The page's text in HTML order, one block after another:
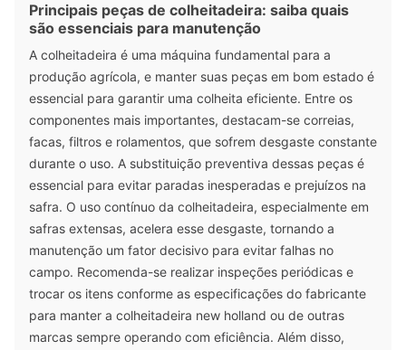
Principais peças de colheitadeira: saiba quais
são essenciais para manutenção
A colheitadeira é uma máquina fundamental para a
produção agrícola, e manter suas peças em bom estado é
essencial para garantir uma colheita eficiente. Entre os
componentes mais importantes, destacam-se correias,
facas, filtros e rolamentos, que sofrem desgaste constante
durante o uso. A substituição preventiva dessas peças é
essencial para evitar paradas inesperadas e prejuízos na
safra. O uso contínuo da colheitadeira, especialmente em
safras extensas, acelera esse desgaste, tornando a
manutenção um fator decisivo para evitar falhas no
campo. Recomenda-se realizar inspeções periódicas e
trocar os itens conforme as especificações do fabricante
para manter a colheitadeira new holland ou de outras
marcas sempre operando com eficiência. Além disso,